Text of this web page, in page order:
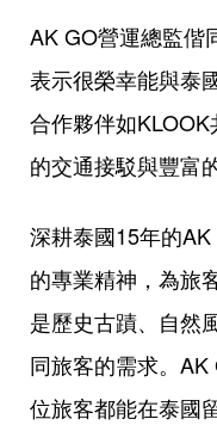
AK GO營運總監偕
表示很榮幸能與泰
合作夥伴如
的交通接駁與豐富
深耕泰國15年的
的專業精神，為旅
是歷史古蹟、自然
同旅客的需求。
位旅客都能在泰國